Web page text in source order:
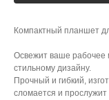
Компактный планшет
Освежит ваше рабочее
стильному дизайну.
Прочный и гибкий,
сломается и прослужит